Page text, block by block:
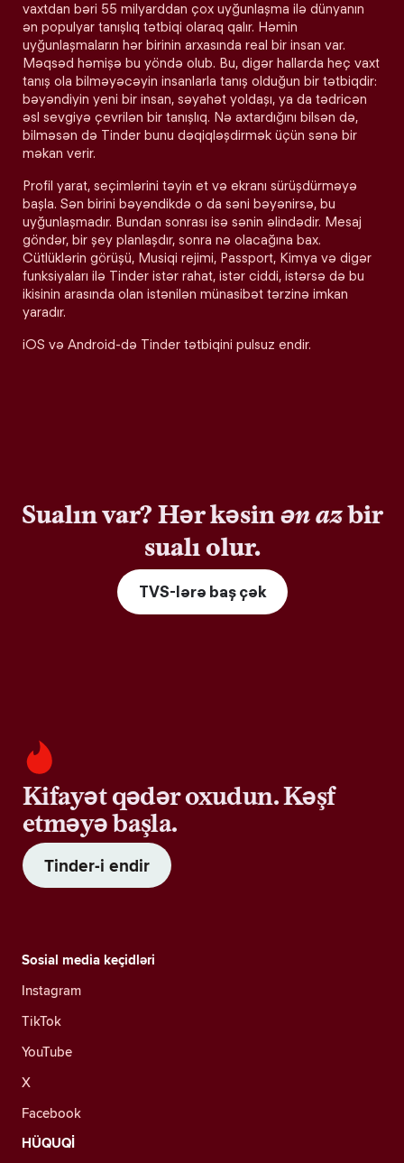
vaxtdan bəri 55 milyarddan çox uyğunlaşma ilə dünyanın
ən populyar tanışlıq tətbiqi olaraq qalır. Həmin
uyğunlaşmaların hər birinin arxasında real bir insan var.
Məqsəd həmişə bu yöndə olub. Bu, digər hallarda heç vaxt
tanış ola bilməyəcəyin insanlarla tanış olduğun bir tətbiqdir:
bəyəndiyin yeni bir insan, səyahət yoldaşı, ya da tədricən
əsl sevgiyə çevrilən bir tanışlıq. Nə axtardığını bilsən də,
bilməsən də Tinder bunu dəqiqləşdirmək üçün sənə bir
məkan verir.
Profil yarat, seçimlərini təyin et və ekranı sürüşdürməyə
başla. Sən birini bəyəndikdə o da səni bəyənirsə, bu
uyğunlaşmadır. Bundan sonrası isə sənin əlindədir. Mesaj
göndər, bir şey planlaşdır, sonra nə olacağına bax.
Cütlüklərin görüşü, Musiqi rejimi, Passport, Kimya və digər
funksiyaları ilə Tinder istər rahat, istər ciddi, istərsə də bu
ikisinin arasında olan istənilən münasibət tərzinə imkan
yaradır.
iOS və Android-də Tinder tətbiqini pulsuz endir.
Sualın var? Hər kəsinən azbir
sualı olur.
TVS-lərə baş çək
Kifayət qədər oxudun. Kəşf
etməyə başla.
Tinder-i endir
Sosial media keçidləri
Instagram
TikTok
YouTube
X
Facebook
HÜQUQİ